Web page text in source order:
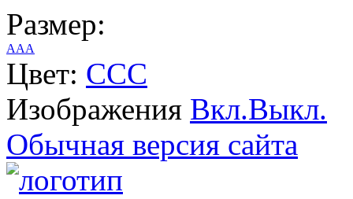
Размер:
AAA
Цвет: CCC
Изображения Вкл.Выкл.
Обычная версия сайта